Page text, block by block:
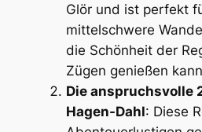
Glör und ist perfekt
mittelschwere
die Schönheit der
Zügen genießen
Die anspruchsvolle
Hagen-Dahl: Diese